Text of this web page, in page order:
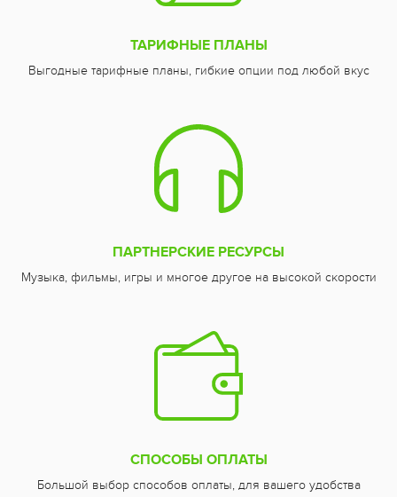
ТАРИФНЫЕ ПЛАНЫ
Выгодные тарифные планы, гибкие опции под любой вкус
ПАРТНЕРСКИЕ РЕСУРСЫ
Музыка, фильмы, игры и многое другое на высокой скорости
СПОСОБЫ ОПЛАТЫ
Большой выбор способов оплаты, для вашего удобства